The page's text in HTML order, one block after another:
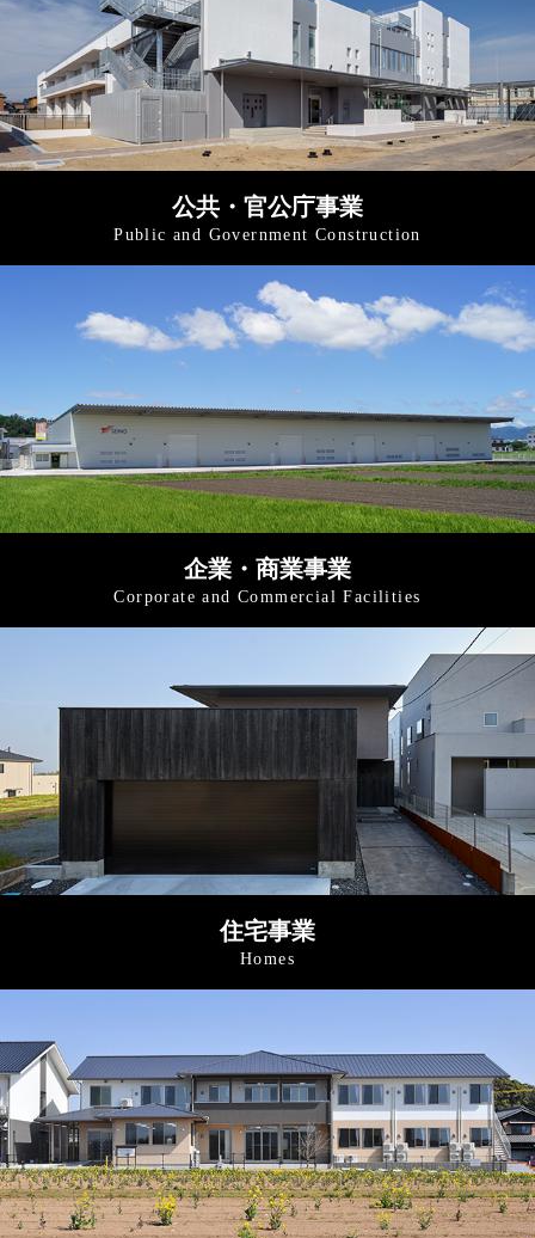
公共・官公庁事業
Public and Government Construction
企業・商業事業
Corporate and Commercial Facilities
住宅事業
Homes